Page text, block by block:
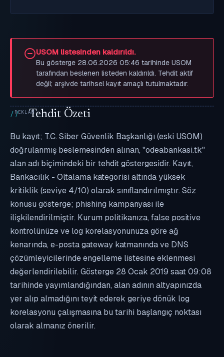
USOM listesinden kaldırıldı.
Bu gösterge 28.06.2026 05:46 tarihinde USOM
tarafından beslenen listeden kaldırıldı. Tehdit aktif
değil; arşivde tarihsel kayıt amaçlı tutulmaktadır.
Tehdit Özeti
Bu kayıt; T.C. Siber Güvenlik Başkanlığı (eski USOM)
doğrulanmış beslemesinden alınan, "odeabankasi.tk"
alan adı biçimindeki bir tehdit göstergesidir. Kayıt,
Bankacılık - Oltalama kategorisi altında yüksek
kritiklik (seviye 4/10) olarak sınıflandırılmıştır. Söz
konusu gösterge; phishing kampanyası ile
ilişkilendirilmiştir. Kurum politikanıza, false positive
kontrolünüze ve log korelasyonunuza göre ağ
kenarında, e-posta gateway katmanında ve DNS
çözümleyicilerinde engelleme listesine eklenmesi
değerlendirilebilir. Gösterge 28 Ocak 2019 saat 09:08
tarihinde yayımlandığından, alan adının altyapınızda
yer alıp almadığını teyit ederek geriye dönük log
korelasyonu çalışmasına bu tarihi başlangıç noktası
olarak almanız önerilir.